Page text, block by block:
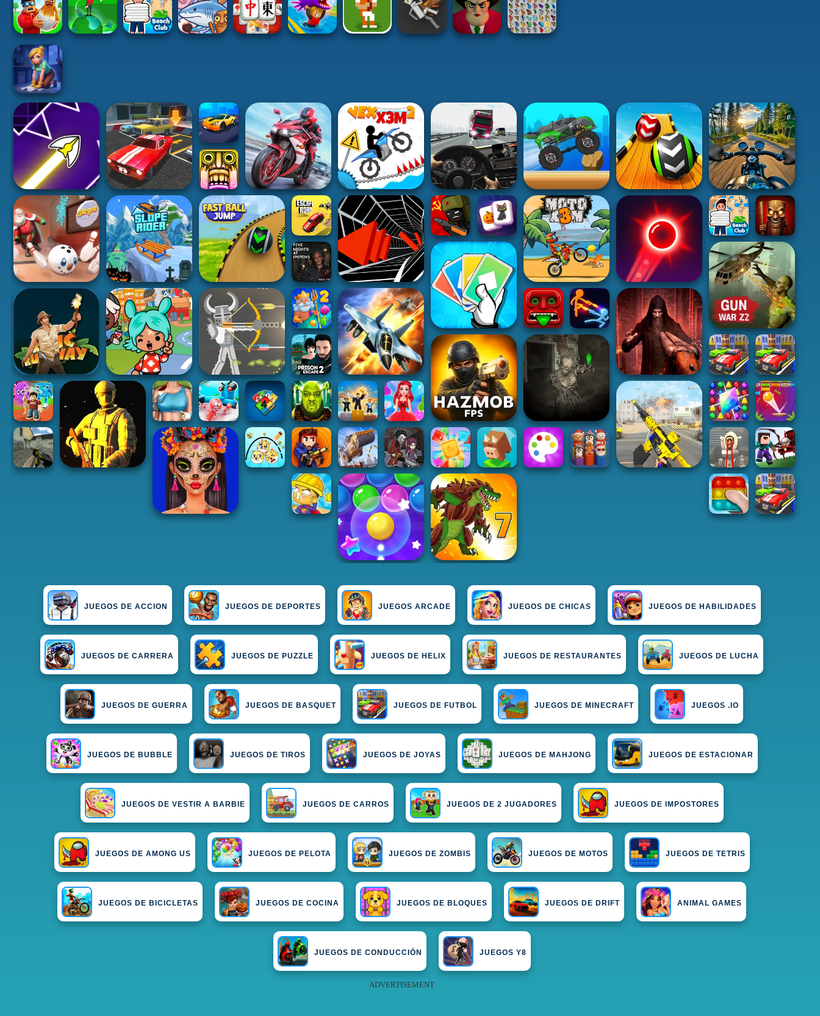
JUEGOS DE ACCION JUEGOS DE DEPORTES JUEGOS ARCADE JUEGOS DE CHICAS JUEGOS DE HABILIDADES
JUEGOS DE CARRERA JUEGOS DE PUZZLE JUEGOS DE HELIX JUEGOS DE RESTAURANTES JUEGOS DE LUCHA
JUEGOS DE GUERRA JUEGOS DE BASQUET JUEGOS DE FUTBOL JUEGOS DE MINECRAFT JUEGOS .IO
JUEGOS DE BUBBLE JUEGOS DE TIROS JUEGOS DE JOYAS JUEGOS DE MAHJONG JUEGOS DE ESTACIONAR
JUEGOS DE VESTIR A BARBIE JUEGOS DE CARROS JUEGOS DE 2 JUGADORES JUEGOS DE IMPOSTORES
JUEGOS DE AMONG US JUEGOS DE PELOTA JUEGOS DE ZOMBIS JUEGOS DE MOTOS JUEGOS DE TETRIS
JUEGOS DE BICICLETAS JUEGOS DE COCINA JUEGOS DE BLOQUES JUEGOS DE DRIFT ANIMAL GAMES
JUEGOS DE CONDUCCIÓN JUEGOS Y8
ADVERTISEMENT